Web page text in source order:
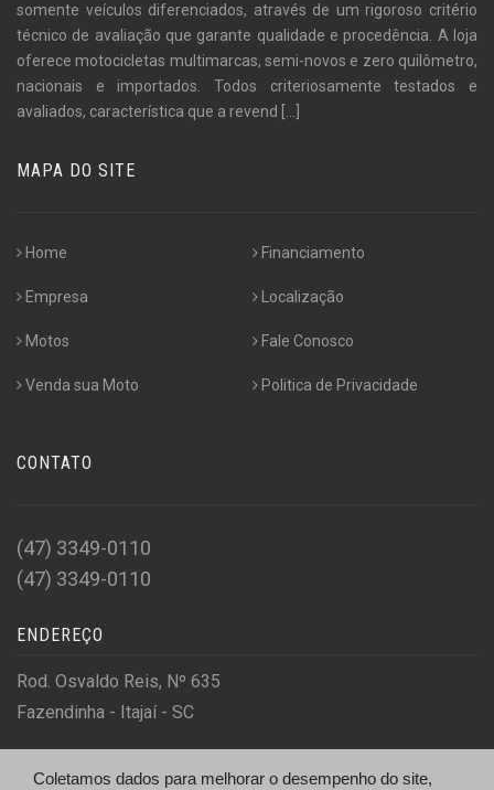
somente veículos diferenciados, através de um rigoroso critério
técnico de avaliação que garante qualidade e procedência. A loja
oferece motocicletas multimarcas, semi-novos e zero quilômetro,
nacionais e importados. Todos criteriosamente testados e
avaliados, característica que a revend
MAPA DO SITE
Home
Empresa
Motos
Venda sua Moto
Financiamento
Localização
Fale Conosco
Politica de Privacidade
CONTATO
(47) 3349-0110
(47) 3349-0110
ENDEREÇO
Rod. Osvaldo Reis, Nº 635
Fazendinha - Itajaí - SC
Coletamos dados para melhorar o desempenho do site,